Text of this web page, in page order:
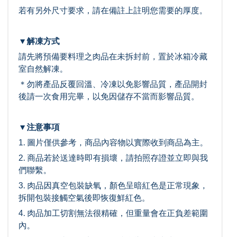
若有另外尺寸要求，請在備註上註明您需要的厚度。
▼解凍方式
請先將預備要料理之肉品在未拆封前，置於冰箱冷藏
室自然解凍。
＊勿將產品反覆回溫、冷凍以免影響品質，產品開封
後請一次食用完畢，以免因儲存不當而影響品質。
▼注意事項
1. 圖片僅供參考，商品內容物以實際收到商品為主。
2. 商品若於送達時即有損壞，請拍照存證並立即與我
們聯繫。
3. 肉品因真空包裝缺氧，顏色呈暗紅色是正常現象，
拆開包裝接觸空氣後即恢復鮮紅色。
4. 肉品加工切割無法很精確，但重量會在正負差範圍
內。